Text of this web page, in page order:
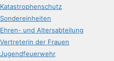
Katastrophenschutz
Sondereinheiten
Ehren- und Altersabteilung
Vertreterin der Frauen
Jugendfeuerwehr